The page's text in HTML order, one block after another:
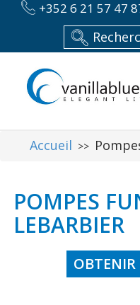
+352 6 21 57 47
Accueil >>
POMPES
LEBARBIER
OBTENIR